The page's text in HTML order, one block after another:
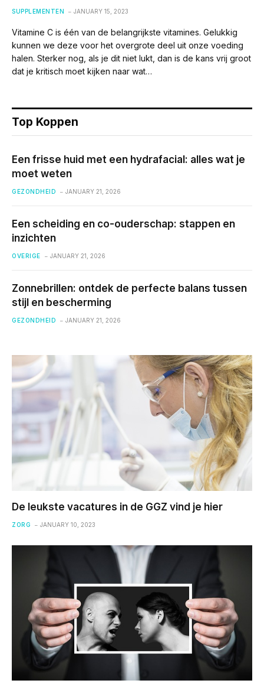
SUPPLEMENTEN JANUARY 15, 2023
Vitamine C is één van de belangrijkste vitamines. Gelukkig
kunnen we deze voor het overgrote deel uit onze voeding
halen. Sterker nog, als je dit niet lukt, dan is de kans vrij groot
dat je kritisch moet kijken naar wat…
Top Koppen
Een frisse huid met een hydrafacial: alles wat je
moet weten
GEZONDHEID JANUARY 21, 2026
Een scheiding en co-ouderschap: stappen en
inzichten
OVERIGE JANUARY 21, 2026
Zonnebrillen: ontdek de perfecte balans tussen
stijl en bescherming
GEZONDHEID JANUARY 21, 2026
De leukste vacatures in de GGZ vind je hier
ZORG JANUARY 10, 2023